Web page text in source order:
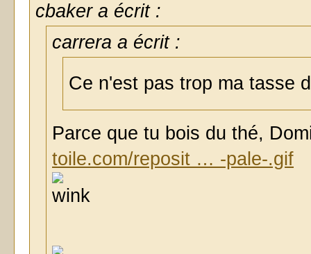
cbaker a écrit :
carrera a écrit :
Ce n'est pas trop ma tasse
Parce que tu bois du thé,
toile.com/reposit … -pale-.gif